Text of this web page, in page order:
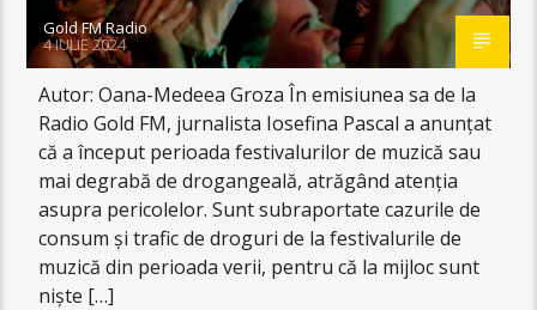
Gold FM Radio
4 IULIE 2024
Autor: Oana-Medeea Groza În emisiunea sa de la
Radio Gold FM, jurnalista Iosefina Pascal a anunțat
că a început perioada festivalurilor de muzică sau
mai degrabă de drogangeală, atrăgând atenția
asupra pericolelor. Sunt subraportate cazurile de
consum și trafic de droguri de la festivalurile de
muzică din perioada verii, pentru că la mijloc sunt
niște […]